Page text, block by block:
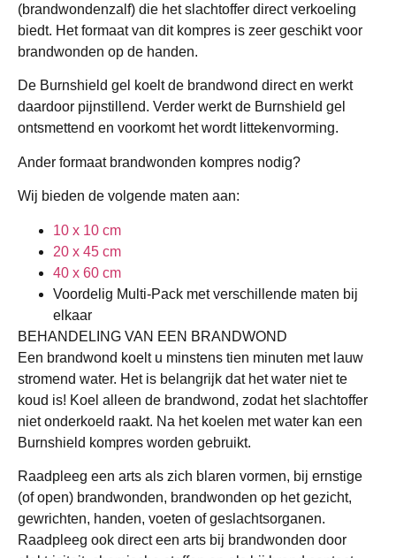
(brandwondenzalf) die het slachtoffer direct verkoeling
biedt. Het formaat van dit kompres is zeer geschikt voor
brandwonden op de handen.
De Burnshield gel koelt de brandwond direct en werkt
daardoor pijnstillend. Verder werkt de Burnshield gel
ontsmettend en voorkomt het wordt littekenvorming.
Ander formaat brandwonden kompres nodig?
Wij bieden de volgende maten aan:
10 x 10 cm
20 x 45 cm
40 x 60 cm
Voordelig Multi-Pack met verschillende maten bij
elkaar
BEHANDELING VAN EEN BRANDWOND
Een brandwond koelt u minstens tien minuten met lauw
stromend water. Het is belangrijk dat het water niet te
koud is! Koel alleen de brandwond, zodat het slachtoffer
niet onderkoeld raakt. Na het koelen met water kan een
Burnshield kompres worden gebruikt.
Raadpleeg een arts als zich blaren vormen, bij ernstige
(of open) brandwonden, brandwonden op het gezicht,
gewrichten, handen, voeten of geslachtsorganen.
Raadpleeg ook direct een arts bij brandwonden door